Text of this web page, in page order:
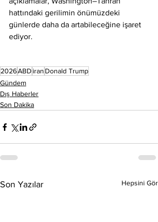
hattındaki gerilimin önümüzdeki
günlerde daha da artabileceğine işaret
ediyor.
2026ABD iran Donald Trump
Gündem
Dış Haberler
Son Dakika
Son Yazılar Hepsini Gör